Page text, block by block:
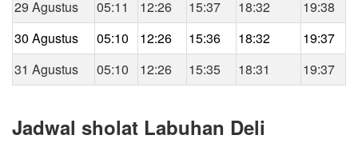
29 Agustus
05:11 12:26 15:37 18:32
19:38
30 Agustus
05:10 12:26 15:36 18:32
19:37
31 Agustus
05:10 12:26 15:35 18:31 19:37
Jadwal sholat Labuhan Deli